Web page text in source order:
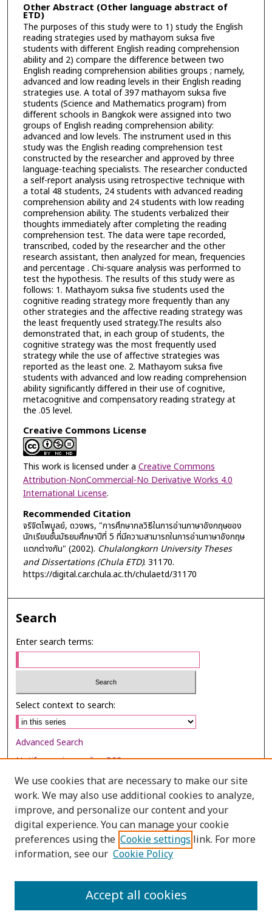
Other Abstract (Other language abstract of
ETD)
The purposes of this study were to 1) study the English
reading strategies used by mathayom suksa five
students with different English reading comprehension
ability and 2) compare the difference between two
English reading comprehension abilities groups ; namely,
advanced and low reading levels in their English reading
strategies use. A total of 397 mathayom suksa five
students (Science and Mathematics program) from
different schools in Bangkok were assigned into two
groups of English reading comprehension ability:
advanced and low levels. The instrument used in this
study was the English reading comprehension test
constructed by the researcher and approved by three
language-teaching specialists. The researcher conducted
a self-report analysis using retrospective technique with
a total 48 students, 24 students with advanced reading
comprehension ability and 24 students with low reading
comprehension ability. The students verbalized their
thoughts immediately after completing the reading
comprehension test. The data were tape recorded,
transcribed, coded by the researcher and the other
research assistant, then analyzed for mean, frequencies
and percentage . Chi-square analysis was performed to
test the hypothesis. The results of this study were as
follows: 1. Mathayom suksa five students used the
cognitive reading strategy more frequently than any
other strategies and the affective reading strategy was
the least frequently used strategy.The results also
demonstrated that, in each group of students, the
cognitive strategy was the most frequently used
strategy while the use of affective strategies was
reported as the least one. 2. Mathayom suksa five
students with advanced and low reading comprehension
ability significantly differed in their use of cognitive,
metacognitive and compensatory reading strategy at
the .05 level.
Creative Commons License
This work is licensed under a Creative Commons
Attribution-NonCommercial-No Derivative Works 4.0
International License.
Recommended Citation
จริจิตไพบูลย์, ดวงพร, "การศึกษากลวิธีในการอ่านภาษาอังกฤษของ
นักเรียนชั้นมัธยมศึกษาปีที่ 5 ที่มีความสามารถในการอ่านภาษาอังกฤษ
แตกต่างกัน" (2002). Chulalongkorn University Theses
and Dissertations (Chula ETD). 31170.
https://digital.car.chula.ac.th/chulaetd/31170
Search
Enter search terms:
Select context to search:
Advanced Search
Notify me via email orRSS
Browse
Collections
Disciplines
Authors
We use cookies that are necessary to make our site
work. We may also use additional cookies to analyze,
improve, and personalize our content and your
digital experience. You can manage your cookie
preferences using the Cookie settings link. For more
information, see our Cookie Policy
Accept all cookies